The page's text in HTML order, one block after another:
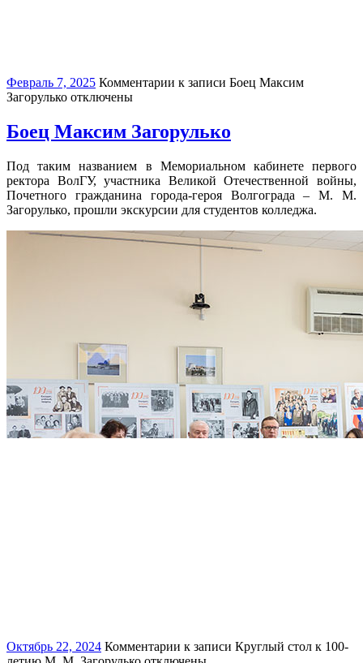
Февраль 7, 2025 Комментарии к записи Боец Максим
Загорулько отключены
Боец Максим Загорулько
Под таким названием в Мемориальном кабинете первого
ректора ВолГУ, участника Великой Отечественной войны,
Почетного гражданина города-героя Волгограда – М. М.
Загорулько, прошли экскурсии для студентов колледжа.
Октябрь 22, 2024 Комментарии к записи Круглый стол к 100-